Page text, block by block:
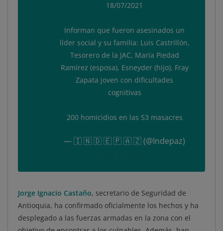
18/07/2021
Informan que fueron asesinados un
líder social y su familia: Luis Castrillón,
Tesorero de la JAC, María Piedad
Ramírez (esposa), Esneyder (hijo), Fray
Zapata joven con dificultades
cognitivas
200 homicidios en las 53 masacres
— 🇮 🇳 🇩 🇪 🇵 🇦 ​🇿 (@Indepaz)
Jorge Ignacio Castaño, secretario de Seguridad de
Antioquia, ha confirmado oficialmente los hechos y ha
desplegado a las fuerzas armadas en la zona con el